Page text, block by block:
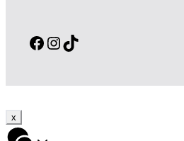
Facebook
Instagram
TikTok
x